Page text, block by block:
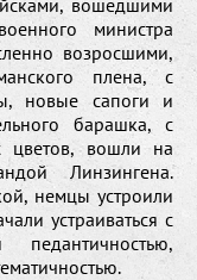
вошедшими
министра
возросшими,
плена, с
новые сапоги и
барашка, с
цветов, вошли на
Линзингена.
немцы устроили
устраиваться с